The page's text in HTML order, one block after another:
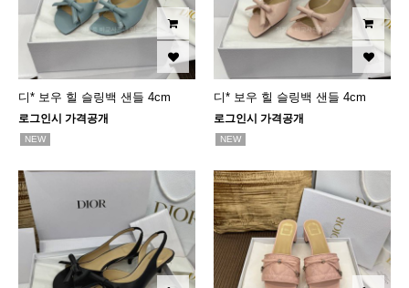
디* 보우 힐 슬링백 샌들 4cm
로그인시 가격공개
NEW
디* 보우 힐 슬링백 샌들 4cm
로그인시 가격공개
NEW